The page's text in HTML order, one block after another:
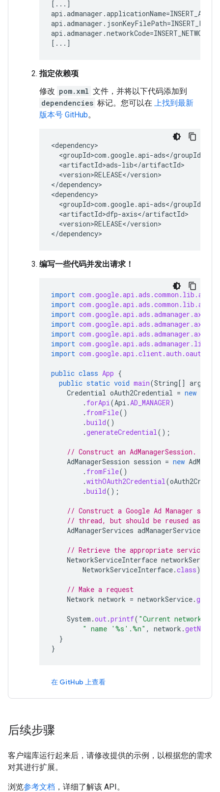
[...]
[...]
指定依赖项
修改 pom.xml 文件，并将以下代码添加到
dependencies 标记。您可以在 上找到最新
版本号 GitHub。
<version>RELEASE</version>
</dependency>
<version>RELEASE</version>
</dependency>
编写一些代码并发出请求！
import
import
import
import
import
import
import
public class App {
public static void main(String[] args
Credential oAuth2Credential = new
. forApi(Api .AD_MANAGER)
. fromFile()
.build()
.generateCredential();
// Construct an AdManagerSession.
AdManagerSession session = new
. fromFile()
.withOAuth2Credential(
.build();
// Construct a Google Ad Manager
// thread, but should be reused as
AdManagerServices adManagerServices
// Retrieve the appropriate service
NetworkServiceInterface networkService
NetworkServiceInterface.class);
// Make a request
Network network = networkService.
System .out.printf( "Current network
" name '%s'.%n" , network .
}
}
在 GitHub 上查看
后续步骤
客户端库运行起来后，请修改提供的示例，以根据您的需求
对其进行扩展。
浏览参考文档 ，详细了解该 API。